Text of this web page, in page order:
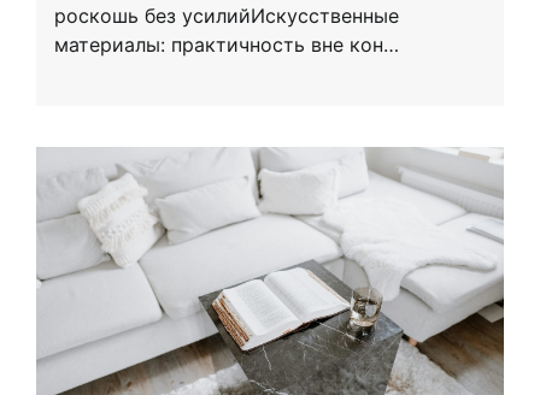
роскошь без усилийИскусственные
материалы: практичность вне кон…